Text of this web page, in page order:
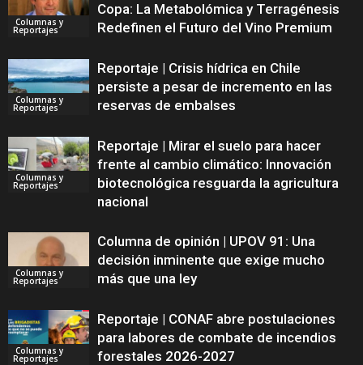
Columnas y
Reportajes
Copa: La Metabolómica y Terragénesis
Redefinen el Futuro del Vino Premium
Columnas y
Reportajes
Reportaje | Crisis hídrica en Chile
persiste a pesar de incremento en las
reservas de embalses
Columnas y
Reportajes
Reportaje | Mirar el suelo para hacer
frente al cambio climático: Innovación
biotecnológica resguarda la agricultura
nacional
Columnas y
Reportajes
Columna de opinión | UPOV 91: Una
decisión inminente que exige mucho
más que una ley
Columnas y
Reportajes
Reportaje | CONAF abre postulaciones
para labores de combate de incendios
forestales 2026-2027